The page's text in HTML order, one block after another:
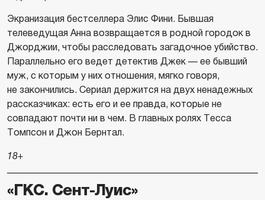
Экранизация бестселлера Элис Фини. Бывшая
телеведущая Анна возвращается в родной городок в
Джорджии, чтобы расследовать загадочное убийство.
Параллельно его ведет детектив Джек — ее бывший
муж, с которым у них отношения, мягко говоря,
не закончились. Сериал держится на двух ненадежных
рассказчиках: есть его и ее правда, которые не
совпадают почти ни в чем. В главных ролях Тесса
Томпсон и Джон Бернтал.
18+
«ГКС. Сент-Луис»